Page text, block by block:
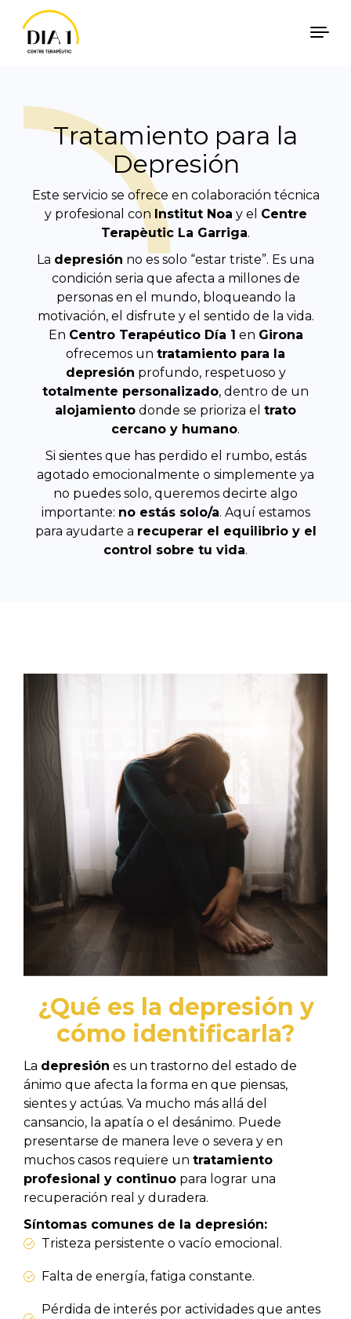
Tratamiento para la
Depresión
Este servicio se ofrece en colaboración técnica
y profesional con Institut Noa y el Centre
Terapèutic La Garriga.
La depresión no es solo “estar triste”. Es una
condición seria que afecta a millones de
personas en el mundo, bloqueando la
motivación, el disfrute y el sentido de la vida.
En Centro Terapéutico Día 1 en Girona
ofrecemos un tratamiento para la
depresión profundo, respetuoso y
totalmente personalizado, dentro de un
alojamiento donde se prioriza el trato
cercano y humano.
Si sientes que has perdido el rumbo, estás
agotado emocionalmente o simplemente ya
no puedes solo, queremos decirte algo
importante: no estás solo/a. Aquí estamos
para ayudarte a recuperar el equilibrio y el
control sobre tu vida.
¿Qué es la depresión y
cómo identificarla?
La depresión es un trastorno del estado de
ánimo que afecta la forma en que piensas,
sientes y actúas. Va mucho más allá del
cansancio, la apatía o el desánimo. Puede
presentarse de manera leve o severa y en
muchos casos requiere un tratamiento
profesional y continuo para lograr una
recuperación real y duradera.
Síntomas comunes de la depresión:
Tristeza persistente o vacío emocional.
Falta de energía, fatiga constante.
Pérdida de interés por actividades que antes
Català